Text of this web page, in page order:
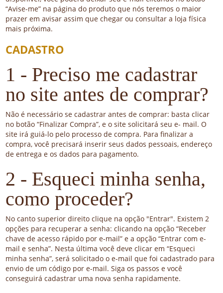
“Avise-me” na página do produto que nós teremos o maior
prazer em avisar assim que chegar ou consultar a loja física
mais próxima.
CADASTRO
1 - Preciso me cadastrar
no site antes de comprar?
Não é necessário se cadastrar antes de comprar: basta clicar
no botão “Finalizar Compra”, e o site solicitará seu e- mail. O
site irá guiá-lo pelo processo de compra. Para finalizar a
compra, você precisará inserir seus dados pessoais, endereço
de entrega e os dados para pagamento.
2 - Esqueci minha senha,
como proceder?
No canto superior direito clique na opção "Entrar". Existem 2
opções para recuperar a senha: clicando na opção “Receber
chave de acesso rápido por e-mail” e a opção “Entrar com e-
mail e senha”. Nesta última você deve clicar em “Esqueci
minha senha”, será solicitado o e-mail que foi cadastrado para
envio de um código por e-mail. Siga os passos e você
conseguirá cadastrar uma nova senha rapidamente.